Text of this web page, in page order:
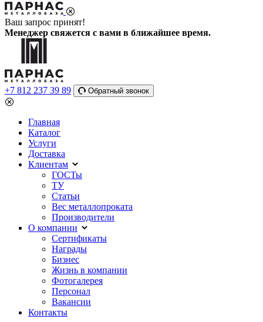
Ваш запрос принят!
Менеджер свяжется с вами в ближайшее время.
+7 812 237 39 89 Обратный звонок
Главная
Каталог
Услуги
Доставка
Клиентам
ГОСТы
ТУ
Статьи
Вес металлопроката
Производители
О компании
Сертификаты
Награды
Бизнес
Жизнь в компании
Фотогалерея
Персонал
Вакансии
Контакты